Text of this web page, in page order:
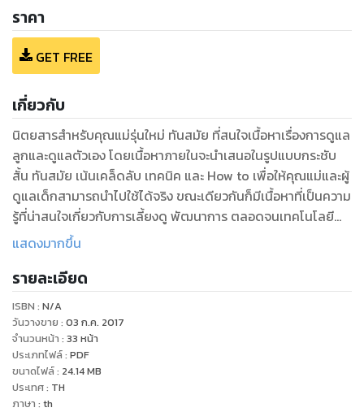
ราคา
GET FREE
เกี่ยวกับ
นิตยสารสำหรับคุณแม่รุ่นใหม่ ทันสมัย ที่สนใจเนื้อหาเรื่องการดูแล
ลูกและดูแลตัวเอง โดยเนื้อหาภายในจะนำเสนอในรูปแบบกระชับ
สั้น ทันสมัย เน้นเคล็ดลับ เทคนิค และ How to เพื่อให้คุณแม่และผู้
ดูแลเด็กสามารถนำไปใช้ได้จริง ขณะเดียวกันก็มีเนื้อหาที่เป็นความ
รู้ที่น่าสนใจเกี่ยวกับการเลี้ยงดู พัฒนาการ ตลอดจนเทคโนโลยี
และความเป็นไปในต่างประเทศ ว่ามีวิธีการเลี้ยงดูที่เหมือนหรือแตก
แสดงมากขึ้น
รายละเอียด
ISBN : N/A
วันวางขาย : 03 ก.ค. 2017
จำนวนหน้า : 33 หน้า
ประเภทไฟล์: PDF
ขนาดไฟล์: 24.14MB
ประเทศ: TH
ภาษา : th